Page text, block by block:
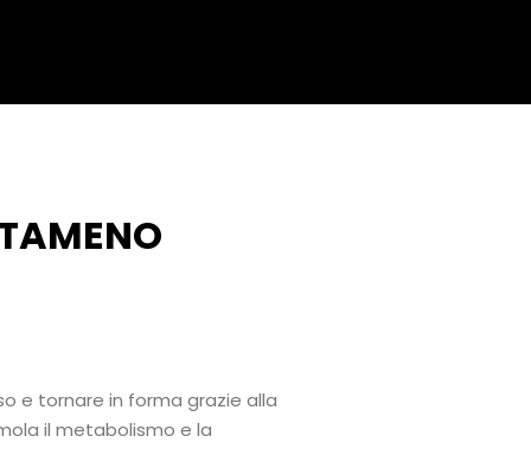
e tornare in forma grazie alla
il metabolismo e la